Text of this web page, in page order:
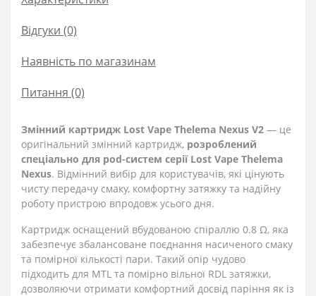
Відгуки (0)
Наявність по магазинам
Питання (0)
Змінний картридж Lost Vape Thelema Nexus V2 — це
оригінальний змінний картридж, розроблений
спеціально для pod-систем серії Lost Vape Thelema
Nexus. Відмінний вибір для користувачів, які цінують
чисту передачу смаку, комфортну затяжку та надійну
роботу пристрою впродовж усього дня.
Картридж оснащений вбудованою спіраллю 0.8 Ω, яка
забезпечує збалансоване поєднання насиченого смаку
та помірної кількості пари. Такий опір чудово
підходить для MTL та помірно вільної RDL затяжки,
дозволяючи отримати комфортний досвід паріння як із